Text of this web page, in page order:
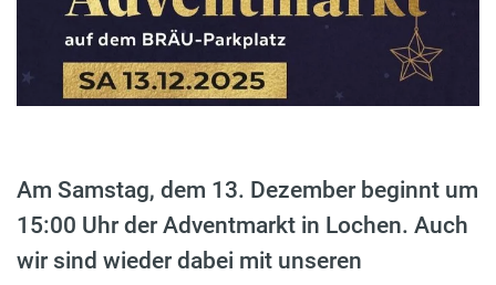
Am Samstag, dem 13. Dezember beginnt um
15:00 Uhr der Adventmarkt in Lochen. Auch
wir sind wieder dabei mit unseren